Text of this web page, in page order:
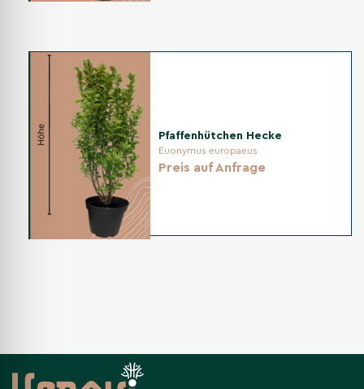
Pfaffenhütchen Hecke
Euonymus europaeus
Preis auf Anfrage